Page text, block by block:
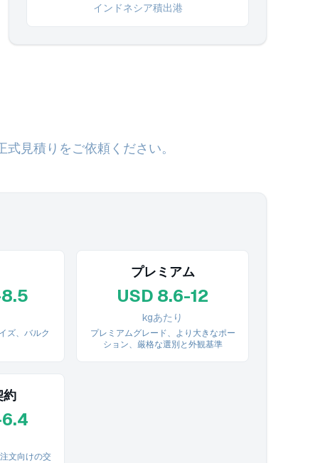
インドネシア積出港
見積りをご依頼ください。
ズ、バルク
プレミアム
USD 8.6-12
kgあたり
プレミアムグレード、より大きなポー
ション、厳格な選別と外観基準
約
文向けの交